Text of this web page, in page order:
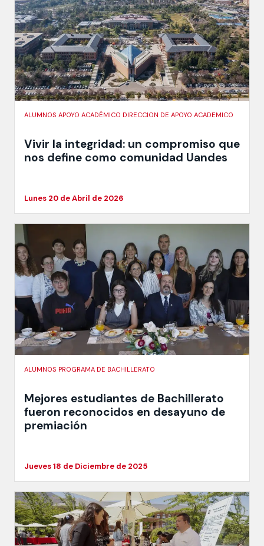
ALUMNOS APOYO ACADÉMICO DIRECCION DE APOYO ACADEMICO
Vivir la integridad: un compromiso que
nos define como comunidad Uandes
Lunes 20 de Abril de 2026
ALUMNOS PROGRAMA DE BACHILLERATO
Mejores estudiantes de Bachillerato
fueron reconocidos en desayuno de
premiación
Jueves 18 de Diciembre de 2025